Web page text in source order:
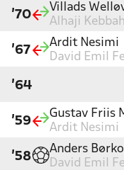
'70
Villads
Alhaji
'67
Ardit Nesimi
David Emil
'64
'59
Gustav Friis
Ardit Nesimi
'58
Anders
David Emil